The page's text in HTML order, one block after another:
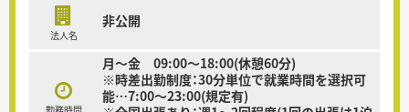
法人名
非公開
月～金 09:00～18:00(休憩60分)
※時差出勤制度：30分単位で就業時間を選択可
能…7:00～23:00(規定有)